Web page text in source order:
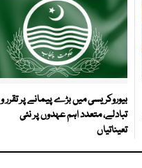
بیوروکریسی میں بڑے پیمانے پر تقرر و
تبادلے، متعدد اہم عہدوں پر نئی
تعیناتیاں